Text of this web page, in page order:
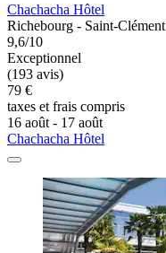
Chachacha Hôtel
Richebourg - Saint-Clément
9,6/10
Exceptionnel
(193 avis)
79 €
taxes et frais compris
16 août - 17 août
Chachacha Hôtel